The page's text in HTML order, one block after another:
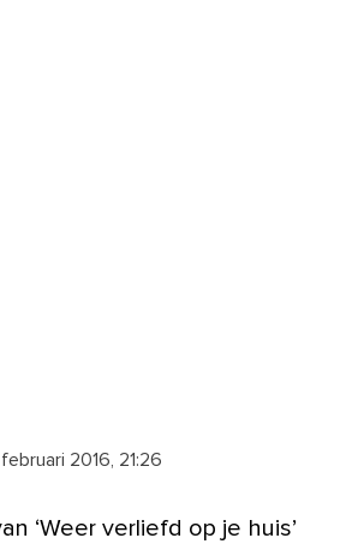
2016, 21:26
‘Weer verliefd op je huis’